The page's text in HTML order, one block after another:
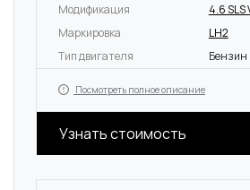
Модификация
4.6 SLS
Маркировка
LH2
Тип двигателя
Бензин
Посмотреть полное описание
Узнать стоимость